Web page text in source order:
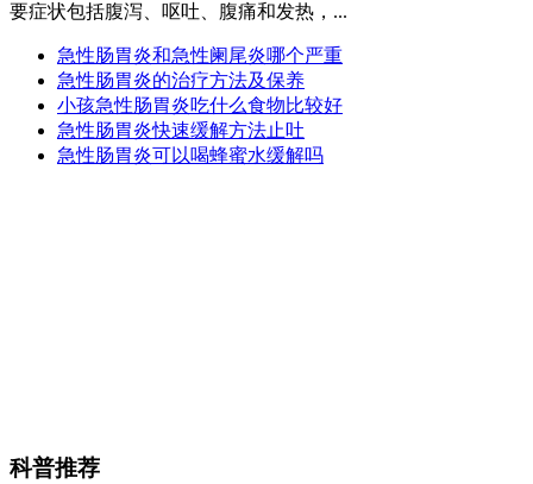
要症状包括腹泻、呕吐、腹痛和发热，...
急性肠胃炎和急性阑尾炎哪个严重
急性肠胃炎的治疗方法及保养
小孩急性肠胃炎吃什么食物比较好
急性肠胃炎快速缓解方法止吐
急性肠胃炎可以喝蜂蜜水缓解吗
科普推荐